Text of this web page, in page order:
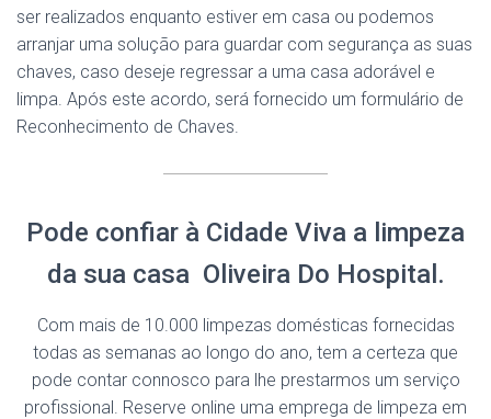
ser realizados enquanto estiver em casa ou podemos
arranjar uma solução para guardar com segurança as suas
chaves, caso deseje regressar a uma casa adorável e
limpa. Após este acordo, será fornecido um formulário de
Reconhecimento de Chaves.
Pode confiar à Cidade Viva a limpeza
da sua casa Oliveira Do Hospital.
Com mais de 10.000 limpezas domésticas fornecidas
todas as semanas ao longo do ano, tem a certeza que
pode contar connosco para lhe prestarmos um serviço
profissional. Reserve online uma emprega de limpeza em